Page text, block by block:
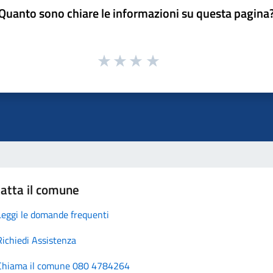
sono chiare le informazioni su questa
il comune
le domande frequenti
Assistenza
il comune 080 4784264